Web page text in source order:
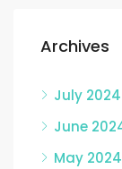
Archives
July 2024
June
May 2024